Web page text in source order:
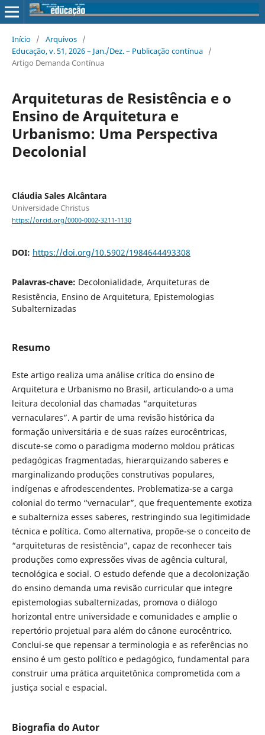
Início / Arquivos /
Educação, v. 51, 2026 – Jan./Dez. – Publicação contínua /
Artigo Demanda Contínua
Arquiteturas de Resistência e o
Ensino de Arquitetura e
Urbanismo: Uma Perspectiva
Decolonial
Cláudia Sales Alcântara
Universidade Christus
https://orcid.org/0000-0002-3211-1130
DOI: https://doi.org/10.5902/1984644493308
Palavras-chave: Decolonialidade, Arquiteturas de
Resistência, Ensino de Arquitetura, Epistemologias
Subalternizadas
Resumo
Este artigo realiza uma análise crítica do ensino de
Arquitetura e Urbanismo no Brasil, articulando-o a uma
leitura decolonial das chamadas “arquiteturas
vernaculares”. A partir de uma revisão histórica da
formação universitária e de suas raízes eurocêntricas,
discute-se como o paradigma moderno moldou práticas
pedagógicas fragmentadas, hierarquizando saberes e
marginalizando produções construtivas populares,
indígenas e afrodescendentes. Problematiza-se a carga
colonial do termo “vernacular”, que frequentemente exotiza
e subalterniza esses saberes, restringindo sua legitimidade
técnica e política. Como alternativa, propõe-se o conceito de
“arquiteturas de resistência”, capaz de reconhecer tais
produções como expressões vivas de agência cultural,
tecnológica e social. O estudo defende que a decolonização
do ensino demanda uma revisão curricular que integre
epistemologias subalternizadas, promova o diálogo
horizontal entre universidade e comunidades e amplie o
repertório projetual para além do cânone eurocêntrico.
Conclui-se que repensar a terminologia e as referências no
ensino é um gesto político e pedagógico, fundamental para
construir uma prática arquitetônica comprometida com a
justiça social e espacial.
Biografia do Autor